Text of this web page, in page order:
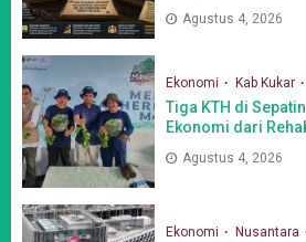
Agustus 4, 2026
Ekonomi Kab Kukar
Tiga KTH di
Ekonomi dari
Agustus 4, 2026
Ekonomi Nusantara